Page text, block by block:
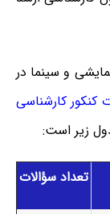
و سینما در
کنکور کارشناسی
زیر است:
تعداد سؤالات